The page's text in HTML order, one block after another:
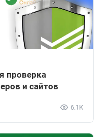
проверка
и сайтов
6.1K